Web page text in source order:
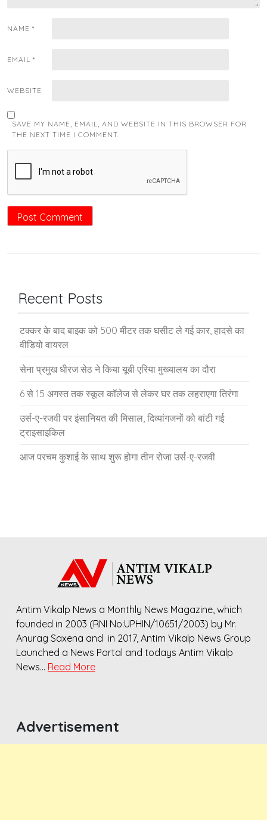
NAME *
EMAIL *
WEBSITE
SAVE MY NAME, EMAIL, AND WEBSITE IN THIS BROWSER FOR
THE NEXT TIME I COMMENT.
Recent Posts
टक्कर के बाद बाइक को 500 मीटर तक घसीट ले गई कार, हादसे का
वीडियो वायरल
सेना प्रमुख धीरज सेठ ने किया यूबी एरिया मुख्यालय का दौरा
6 से 15 अगस्त तक स्कूल कॉलेज से लेकर घर तक लहराएगा तिरंगा
उर्स-ए-रजवी पर इंसानियत की मिसाल, दिव्यांगजनों को बांटी गई
ट्राइसाइकिल
आज परचम कुशाई के साथ शुरू होगा तीन रोजा उर्स-ए-रजवी
Antim Vikalp News a Monthly News Magazine, which
founded in 2003 (RNI No:UPHIN/10651/2003) by Mr.
Anurag Saxena and in 2017, Antim Vikalp News Group
Launched a News Portal and todays Antim Vikalp
News… Read More
Advertisement